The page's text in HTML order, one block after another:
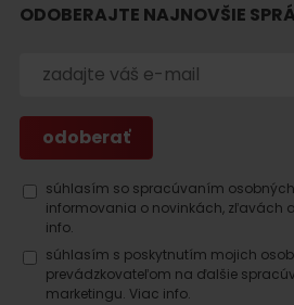
ubytovanie
ODOBERAJTE NAJNOVŠIE
súhlasím so spracúvaním
informovania o novinkách, zľavách
info.
súhlasím s poskytnutím mojich
prevádzkovateľom na ďalšie
marketingu. Viac info.